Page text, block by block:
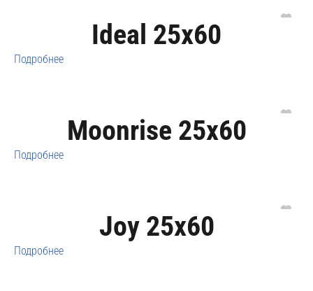
Ideal 25x60
Подробнее
Moonrise 25x60
Подробнее
Joy 25x60
Подробнее